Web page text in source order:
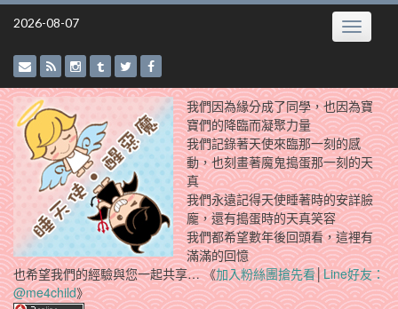
Skip
2026-08-07 Toggle
我們因為緣分成了同學，也因為寶
寶們的降臨而凝聚力量
我們記錄著天使來臨那一刻的感
動，也刻畫著魔鬼搗蛋那一刻的天
真
我們永遠記得天使睡著時的安詳臉
龐，還有搗蛋時的天真笑容
我們都希望數年後回頭看，這裡有
滿滿的回憶
也希望我們的經驗與您一起共享… 《加入粉絲團搶先看│Line好友：
@me4child》